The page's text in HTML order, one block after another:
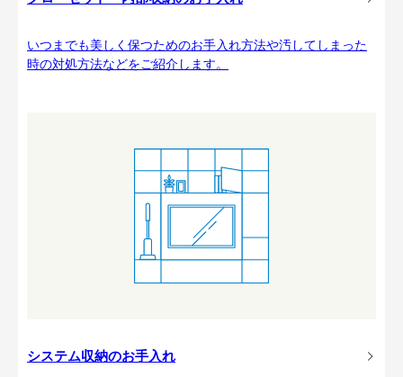
いつまでも美しく保つためのお手入れ方法や汚してしまった
時の対処方法などをご紹介します。
システム収納のお手入れ